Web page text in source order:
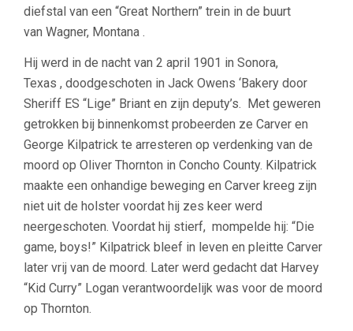
diefstal van een “Great Northern” trein in de buurt
van Wagner, Montana .
Hij werd in de nacht van 2 april 1901 in Sonora,
Texas , doodgeschoten in Jack Owens ‘Bakery door
Sheriff ES “Lige” Briant en zijn deputy’s. Met geweren
getrokken bij binnenkomst probeerden ze Carver en
George Kilpatrick te arresteren op verdenking van de
moord op Oliver Thornton in Concho County. Kilpatrick
maakte een onhandige beweging en Carver kreeg zijn
niet uit de holster voordat hij zes keer werd
neergeschoten. Voordat hij stierf, mompelde hij: “Die
game, boys!” Kilpatrick bleef in leven en pleitte Carver
later vrij van de moord. Later werd gedacht dat Harvey
“Kid Curry” Logan verantwoordelijk was voor de moord
op Thornton.